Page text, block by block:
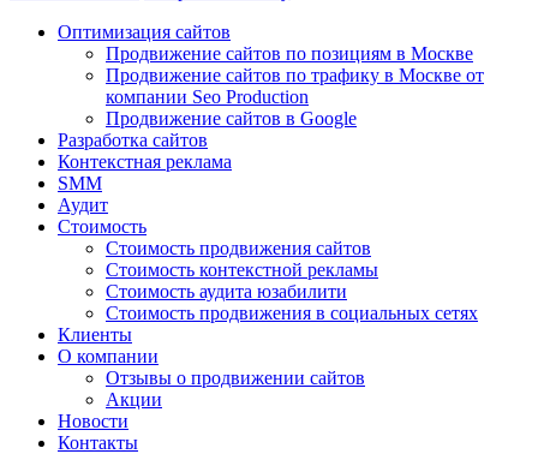
Оптимизация сайтов
Продвижение сайтов по позициям в Москве
Продвижение сайтов по трафику в Москве от
компании Seo Production
Продвижение сайтов в Google
Разработка сайтов
Контекстная реклама
SMM
Аудит
Стоимость
Стоимость продвижения сайтов
Стоимость контекстной рекламы
Стоимость аудита юзабилити
Стоимость продвижения в социальных сетях
Клиенты
О компании
Отзывы о продвижении сайтов
Акции
Новости
Контакты